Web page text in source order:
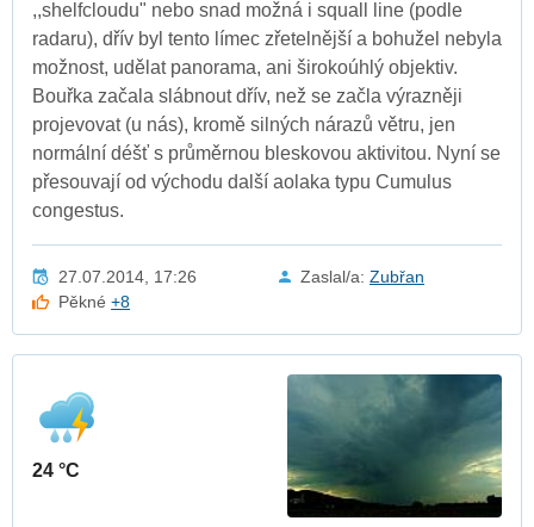
,,shelfcloudu" nebo snad možná i squall line (podle
radaru), dřív byl tento límec zřetelnější a bohužel nebyla
možnost, udělat panorama, ani širokoúhlý objektiv.
Bouřka začala slábnout dřív, než se začla výrazněji
projevovat (u nás), kromě silných nárazů větru, jen
normální déšť s průměrnou bleskovou aktivitou. Nyní se
přesouvají od východu další aolaka typu Cumulus
congestus.
27.07.2014, 17:26 Zaslal/a: Zubřan
Pěkné+8
24 °C